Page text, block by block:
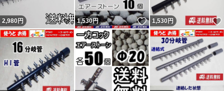
2,980円 いいね！
1,530円 いいね！
1,530円